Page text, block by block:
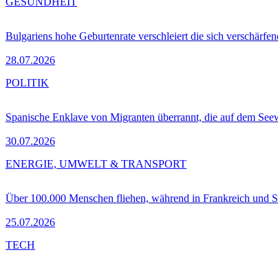
Bulgariens hohe Geburtenrate verschleiert die sich
28.07.2026
Spanische Enklave von Migranten überrannt, die auf dem
30.07.2026
POLITIK
Über 100.000 Menschen fliehen, während in Frankreich und
25.07.2026
ENERGIE, UMWELT & TRANSPORT
TECH